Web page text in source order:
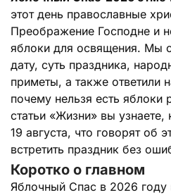
этот день православные
Преображение Господне и
яблоки для освящения. Мы
дату, суть праздника,
приметы, а также ответили
почему нельзя есть яблоки
статьи «Жизни» вы узнаете,
19 августа, что говорят об
встретить праздник без
Коротко о главном
Яблочный Спас в 2026 году